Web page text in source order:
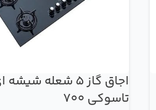
اجاق گاز 5 شعله
تاسوکی 700